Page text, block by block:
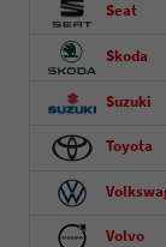
Seat
Skoda
Suzuki
Toyota
Volvo